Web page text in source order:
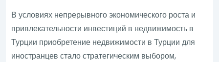
В условиях непрерывного экономического роста и
привлекательности инвестиций в недвижимость в
Турции приобретение недвижимости в Турции для
иностранцев стало стратегическим выбором,